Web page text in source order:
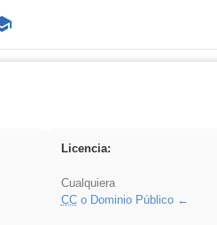
Licencia:
Cualquiera
CCo Dominio Público